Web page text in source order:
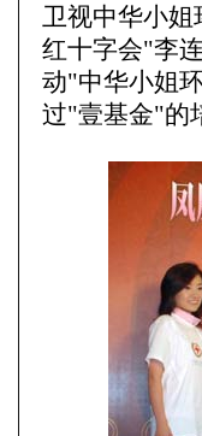
卫视中华小姐
红十字会"李
动"中华小姐
过"壹基金"的